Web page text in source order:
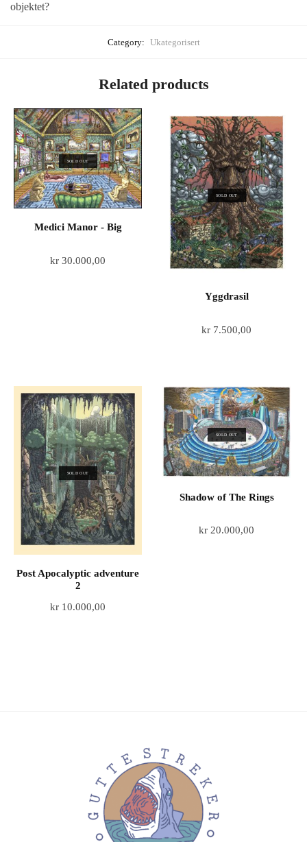
objektet?
Category: Ukategorisert
Related products
SOLD OUT
Medici Manor - Big
kr 30.000,00
SOLD OUT
Yggdrasil
kr 7.500,00
SOLD OUT
Post Apocalyptic adventure
2
kr 10.000,00
SOLD OUT
Shadow of The Rings
kr 20.000,00